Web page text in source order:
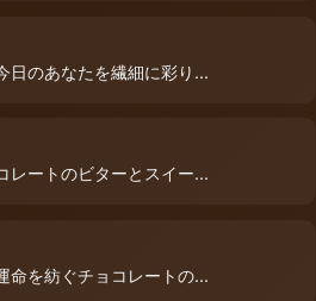
日のあなたを繊細に彩り...
レートのビターとスイー...
命を紡ぐチョコレートの...